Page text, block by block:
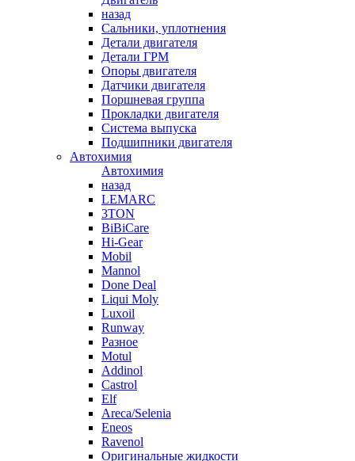
назад
Сальники, уплотнения
Детали двигателя
Детали ГРМ
Опоры двигателя
Датчики двигателя
Поршневая группа
Прокладки двигателя
Система выпуска
Подшипники двигателя
Автохимия
Автохимия
назад
LEMARC
3TON
BiBiCare
Hi-Gear
Mobil
Mannol
Done Deal
Liqui Moly
Luxoil
Runway
Разное
Motul
Addinol
Castrol
Elf
Areca/Selenia
Eneos
Ravenol
Оригинальные жидкости